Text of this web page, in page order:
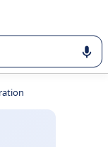
la sélection de